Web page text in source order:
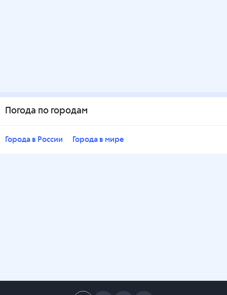
Погода по городам
Города в России Города в мире